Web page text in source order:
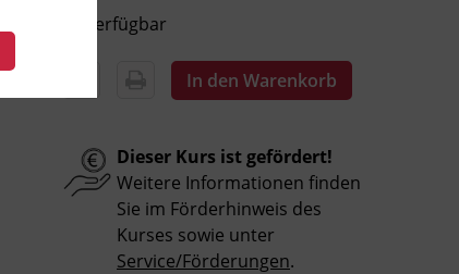
Verfügbar
In den Warenkorb
Dieser Kurs ist gefördert!
Weitere Informationen finden
Sie im Förderhinweis des
Kurses sowie unter
Service/Förderungen.